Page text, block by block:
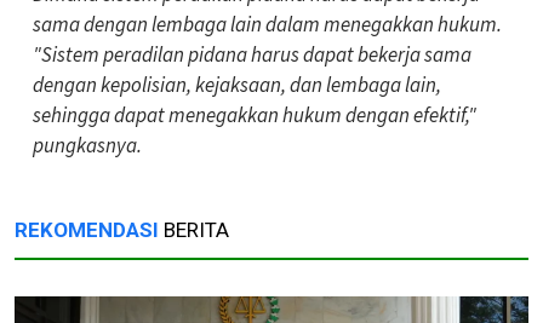
sama dengan lembaga lain dalam menegakkan hukum.
"Sistem peradilan pidana harus dapat bekerja sama
dengan kepolisian, kejaksaan, dan lembaga lain,
sehingga dapat menegakkan hukum dengan efektif,"
pungkasnya.
REKOMENDASI BERITA